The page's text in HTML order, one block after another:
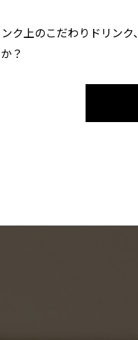
ク上のこだわりドリンク、
？